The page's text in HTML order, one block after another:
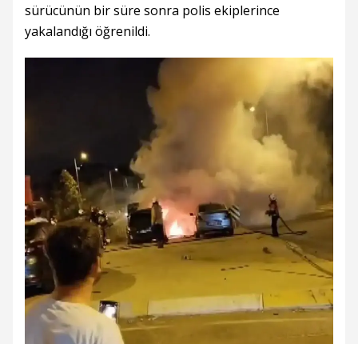
sürücünün bir süre sonra polis ekiplerince
yakalandığı öğrenildi.